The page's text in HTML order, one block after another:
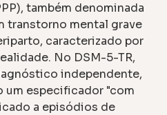
também denominada
transtorno mental grave
caracterizado por
No DSM-5-TR,
independente,
um especificador "com
a episódios de